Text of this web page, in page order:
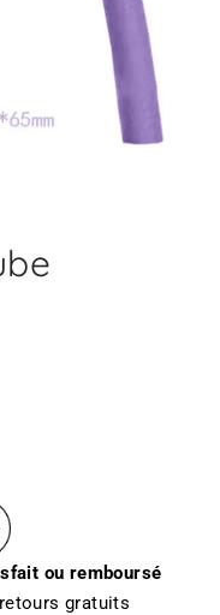
ou remboursé
retours gratuits